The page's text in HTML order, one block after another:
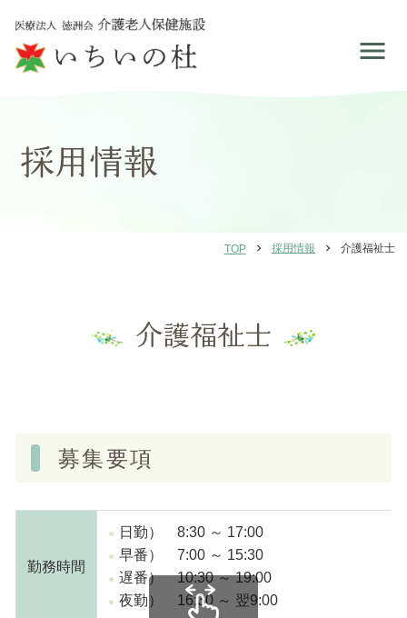
採用情報
TOP chevron_right 採用情報 chevron_right 介護福祉士
介護福祉士
募集要項
勤務時間
日勤） 8:30 ～ 17:00
早番） 7:00 ～ 15:30
遅番） 10:30 ～ 19:00
夜勤） 16:30 ～ 翌9:00